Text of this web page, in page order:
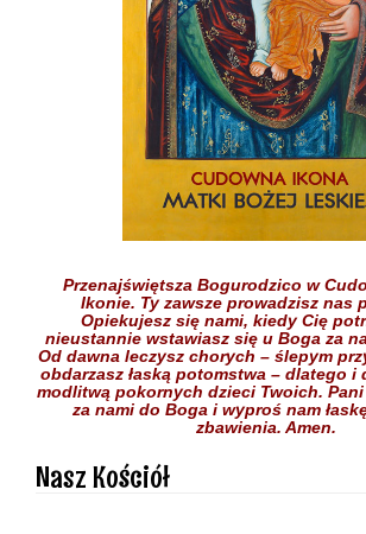
Przenajświętsza Bogurodzico w
Ikonie. Ty zawsze prowadzisz nas
Opiekujesz się nami, kiedy Cię
nieustannie wstawiasz się u Boga za
Od dawna leczysz chorych – ślepym
obdarzasz łaską potomstwa – dlatego i
modlitwą pokornych dzieci Twoich.
za nami do Boga i wyproś nam
zbawienia. Amen.
Nasz Kościół